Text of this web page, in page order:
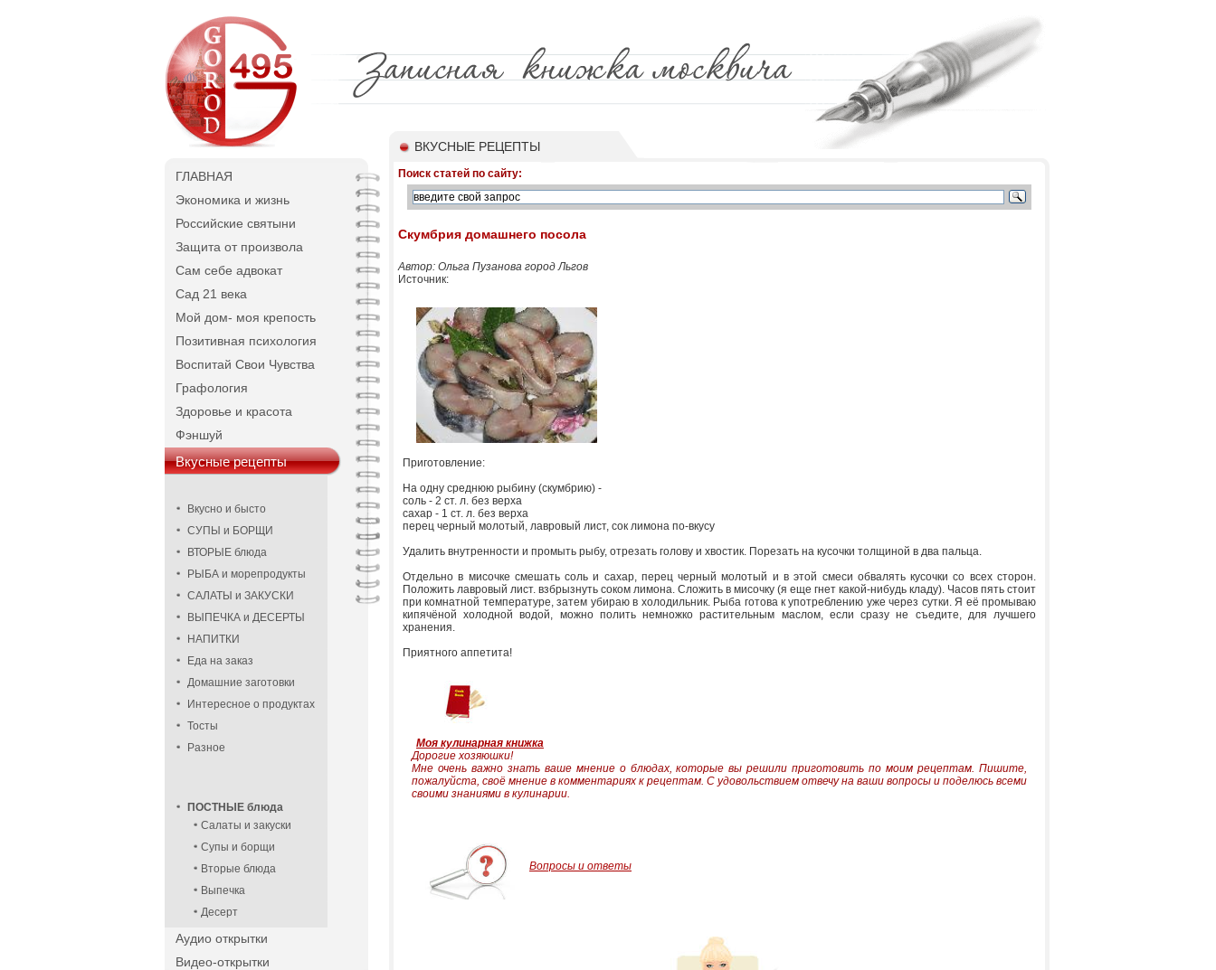
ГЛАВНАЯ
Экономика и жизнь
Российские святыни
Защита от произвола
Сам себе адвокат
Сад 21 века
Мой дом- моя крепость
Позитивная психология
Воспитай Свои Чувства
Графология
Здоровье и красота
Фэншуй
Вкусные рецепты
Вкусно и бысто
СУПЫ и БОРЩИ
ВТОРЫЕ блюда
РЫБА и морепродукты
САЛАТЫ и ЗАКУСКИ
ВЫПЕЧКА и ДЕСЕРТЫ
НАПИТКИ
Еда на заказ
Домашние заготовки
Интересное о продуктах
Тосты
Разное
ПОСТНЫЕ блюда
Салаты и закуски
Супы и борщи
Вторые блюда
Выпечка
Десерт
Аудио открытки
Видео-открытки
ВКУСНЫЕ РЕЦЕПТЫ
Поиск статей по сайту:
Скумбрия домашнего посола
Автор: Ольга Пузанова город Льгов
Источник:
Приготовление:
На одну среднюю рыбину (скумбрию) -
соль - 2 ст. л. без верха
сахар - 1 ст. л. без верха
перец черный молотый, лавровый лист, сок лимона по-вкусу
Удалить внутренности и промыть рыбу, отрезать голову и хвостик. Порезать на кусочки толщиной в два пальца.
Отдельно в мисочке смешать соль и сахар, перец черный молотый и в этой смеси обвалять кусочки со всех сторон.
Положить лавровый лист. взбрызнуть соком лимона. Сложить в мисочку (я еще гнет какой-нибудь кладу). Часов пять стоит
при комнатной температуре, затем убираю в холодильник. Рыба готова к употреблению уже через сутки. Я её промываю
кипячёной холодной водой, можно полить немножко растительным маслом, если сразу не съедите, для лучшего
хранения.
Приятного аппетита!
Моя кулинарная книжка
Дорогие хозяюшки!
Мне очень важно знать ваше мнение о блюдах, которые вы решили приготовить по моим рецептам. Пишите,
пожалуйста, своё мнение в комментариях к рецептам. С удовольствием отвечу на ваши вопросы и поделюсь всеми
своими знаниями в кулинарии.
Вопросы и ответы